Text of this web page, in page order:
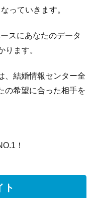
っていきます。
スにあなたのデータ
ります。
、結婚情報センター全
の希望に合った相手を
！
ト